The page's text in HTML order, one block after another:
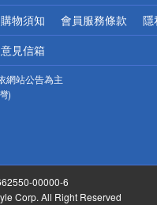
購物須知 會員服務條款 隱
意見信箱
網站公告為主
)
00000-6
Corp. All Right Reserved